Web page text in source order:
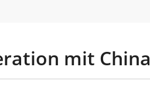
mit China